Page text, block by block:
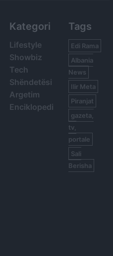
Kategori
Lifestyle
Showbiz
Tech
Shëndetësi
Argetim
Enciklopedi
Tags
Edi Rama
Albania
News
Ilir Meta
Piranjat
gazeta,
tv,
portale
Sali
Berisha